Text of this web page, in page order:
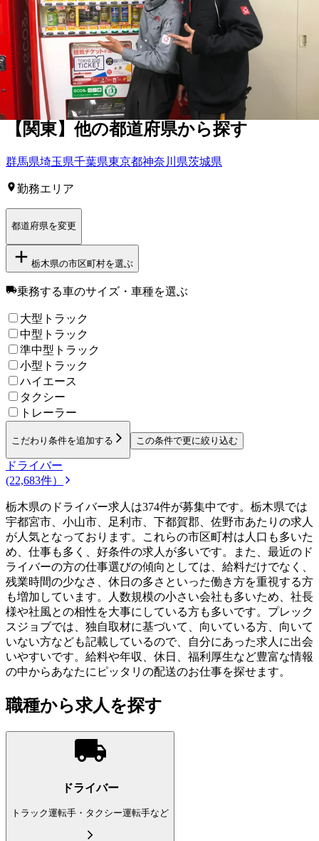
を探す
宇都宮市 足利市栃木市佐野市鹿沼市日光市 小山市真岡市
大田
原市 矢板市 那須塩原市さくら市那須烏山市 下野市
川町芳賀郡茂木町芳賀郡市貝町
下都賀郡壬生町
下都賀郡野木町塩谷郡塩谷町 塩谷郡高根沢町 那須郡那須町
【 関東】他の都道府県から探す
群馬県埼玉県千葉県東京都神奈川県茨城県
勤務エリア
都道府県を変更
栃木県の市区町村を選ぶ
乗務する車のサイズ・車種を選ぶ
大型トラック
中型トラック
準中型トラック
小型トラック
ハイエース
タクシー
トレーラー
こだわり条件を追加する この条件で更に絞り込む
ドライバー
(22,683件）
栃木県のドライバー求人は374件が募集中です。栃木県では
宇都宮市、小山市、足利市、下都賀郡、佐野市あたりの求人
が人気となっております。これらの市区町村は人口も多いた
め、仕事も多く、好条件の求人が多いです。また、最近のド
ライバーの方の仕事選びの傾向としては、給料だけでなく、
残業時間の少なさ、休日の多さといった働き方を重視する方
も増加しています。人数規模の小さい会社も多いため、社長
様や社風との相性を大事にしている方も多いです。プレック
スジョブでは、独自取材に基づいて、向いている方、向いて
いない方なども記載しているので、自分にあった求人に出会
いやすいです。給料や年収、休日、福利厚生など豊富な情報
の中からあなたにピッタリの配送のお仕事を探せます。
職種から求人を探す
ドライバー
トラック運転手・タクシー運転手など